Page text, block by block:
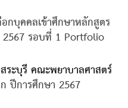
กบุคคลเข้าศึกษาหลักสูตร
รอบที่ 1 Portfolio
ระบุรี คณะพยาบาลศาสตร์
ปีการศึกษา 2567